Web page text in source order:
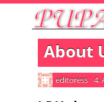
About
editoress 4.